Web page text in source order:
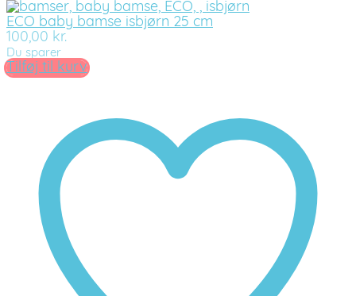
ECO baby bamse isbjørn 25 cm
100,00 kr.
Du sparer
Tilføj til kurv